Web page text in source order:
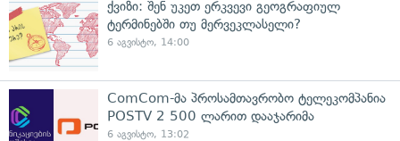
ქვიზი: შენ უკეთ ერკვევი გეოგრაფიულ
ტერმინებში თუ მერვეკლასელი?
6 აგვისტო, 14:00
ComCom-მა პროსამთავრობო ტელეკომპანია
POSTV 2 500 ლარით დააჯარიმა
6 აგვისტო, 13:02